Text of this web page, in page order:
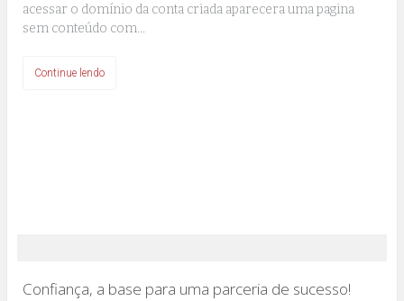
acessar o domínio da conta criada aparecera uma pagina
sem conteúdo com…
Continue lendo
Confiança, a base para uma parceria de sucesso!